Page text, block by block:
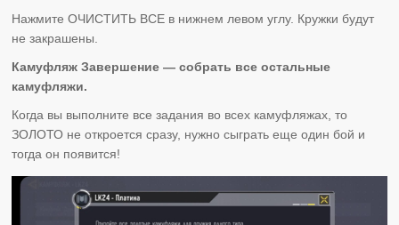
Нажмите ОЧИСТИТЬ ВСЕ в нижнем левом углу. Кружки будут
не закрашены.
Камуфляж Завершение — собрать все остальные
камуфляжи.
Когда вы выполните все задания во всех камуфляжах, то
ЗОЛОТО не откроется сразу, нужно сыграть еще один бой и
тогда он появится!